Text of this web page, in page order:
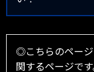
◎こちらのペー
関するページです